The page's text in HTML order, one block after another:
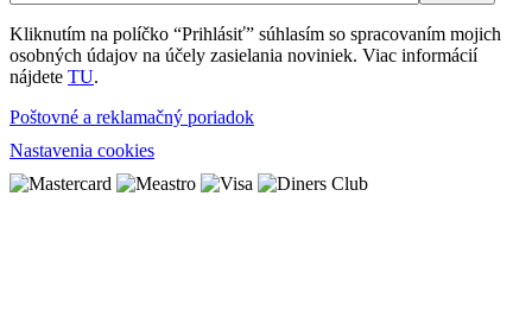
Kliknutím na políčko “Prihlásiť” súhlasím so spracovaním mojich
osobných údajov na účely zasielania noviniek. Viac informácií
nájdete TU.
Poštovné a reklamačný poriadok
Nastavenia cookies